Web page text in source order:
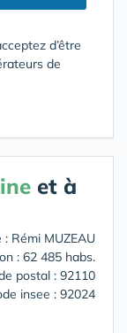
d’être
de
et à
: Rémi MUZEAU
: 62 485 habs.
postal : 92110
insee : 92024